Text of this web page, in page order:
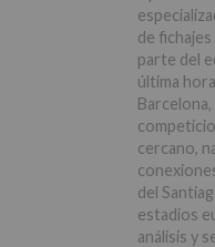
de
parte del
última
cercano,
del
estadios
análisis y